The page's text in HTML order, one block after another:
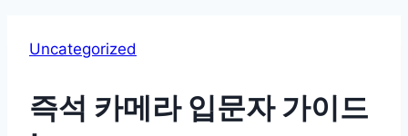
Uncategorized
즉석 카메라 입문자 가이드